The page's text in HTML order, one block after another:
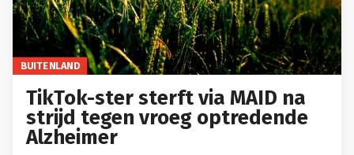
BUITENLAND
TikTok-ster sterft via MAID na
strijd tegen vroeg optredende
Alzheimer